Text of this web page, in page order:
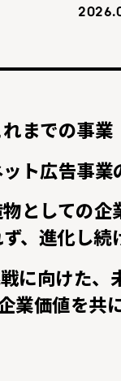
までの事業
ト広告事業
としての企
ず、進化し
戦に向けた
企業価値を